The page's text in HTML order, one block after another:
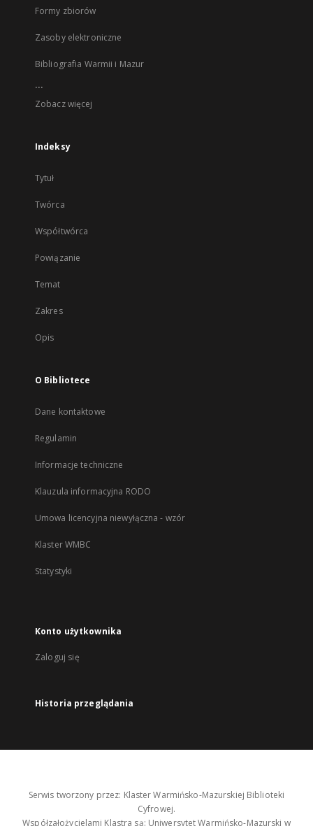
Formy zbiorów
Zasoby elektroniczne
Bibliografia Warmii i Mazur
...
Zobacz więcej
Indeksy
Tytuł
Twórca
Współtwórca
Powiązanie
Temat
Zakres
Opis
O Bibliotece
Dane kontaktowe
Regulamin
Informacje techniczne
Klauzula informacyjna RODO
Umowa licencyjna niewyłączna - wzór
Klaster WMBC
Statystyki
Konto użytkownika
Zaloguj się
Historia przeglądania
Serwis tworzony przez: Klaster Warmińsko-Mazurskiej Biblioteki
Cyfrowej.
Współzałożycielami Klastra są: Uniwersytet Warmińsko-Mazurski w